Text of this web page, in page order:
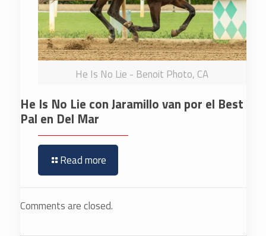
He Is No Lie - Benoit Photo, CA
He Is No Lie con Jaramillo van por el Best
Pal en Del Mar
Read more
Comments are closed.